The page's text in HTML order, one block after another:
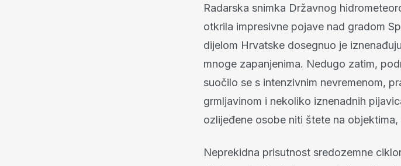
Radarska snimka Državnog
otkrila impresivne pojave nad gradom
dijelom Hrvatske dosegnuo je
mnoge zapanjenima. Nedugo zatim,
suočilo se s intenzivnim nevremenom,
grmljavinom i nekoliko iznenadnih
ozlijeđene osobe niti štete na
Neprekidna prisutnost sredozemne